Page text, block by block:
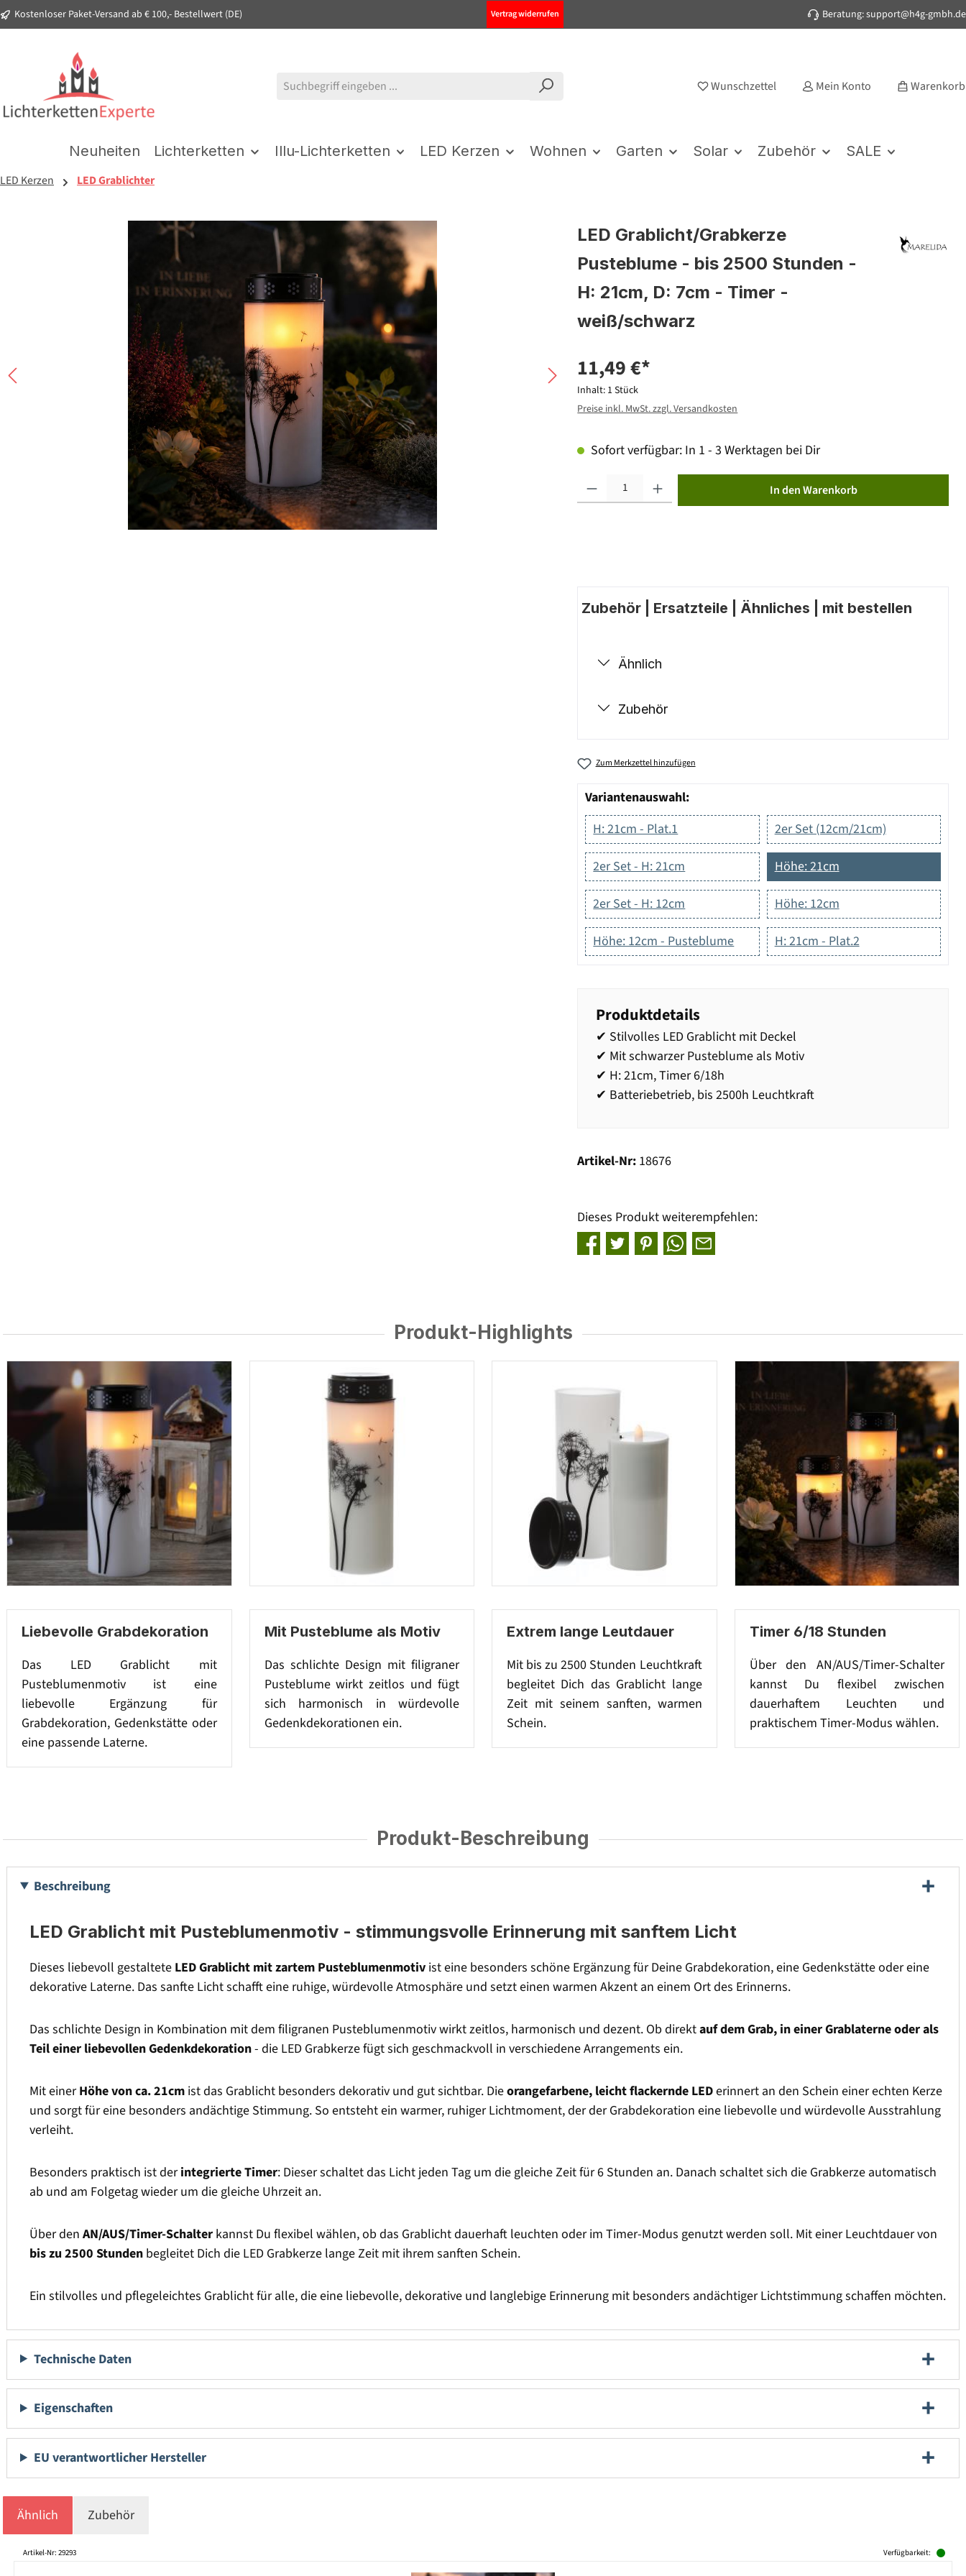
Zur Hauptnavigation springen
Kostenloser Paket-Versand ab € 100,- Bestellwert (DE) Vertrag widerrufen Beratung: support@h4g-gmbh.de
Wunschzettel Mein Konto Warenkorb
Neuheiten Lichterketten Illu-Lichterketten LED Kerzen Wohnen Garten Solar Zubehör SALE
LED Kerzen LED Grablichter
LED Grablicht/Grabkerze
Pusteblume - bis 2500 Stunden -
H: 21cm, D: 7cm - Timer -
weiß/schwarz
11,49 €*
Inhalt: 1 Stück
Preise inkl. MwSt. zzgl. Versandkosten
Sofort verfügbar: In 1 - 3 Werktagen bei Dir
In den Warenkorb
Zubehör | Ersatzteile | Ähnliches | mit bestellen
Ähnlich
Zubehör
Zum Merkzettel hinzufügen
Variantenauswahl:
H: 21cm - Plat.1
2er Set (12cm/21cm)
2er Set - H: 21cm Höhe: 21cm
2er Set - H: 12cm Höhe: 12cm
Höhe: 12cm - Pusteblume H: 21cm - Plat.2
Produktdetails
✔ Stilvolles LED Grablicht mit Deckel
✔ Mit schwarzer Pusteblume als Motiv
✔ H: 21cm, Timer 6/18h
✔ Batteriebetrieb, bis 2500h Leuchtkraft
Artikel-Nr: 18676
Dieses Produkt weiterempfehlen:
Produkt-Highlights
Liebevolle Grabdekoration
Das LED Grablicht mit
Pusteblumenmotiv ist eine
liebevolle Ergänzung für
Grabdekoration, Gedenkstätte oder
eine passende Laterne.
Mit Pusteblume als Motiv
Das schlichte Design mit filigraner
Pusteblume wirkt zeitlos und fügt
sich harmonisch in würdevolle
Gedenkdekorationen ein.
Extrem lange Leutdauer
Mit bis zu 2500 Stunden Leuchtkraft
begleitet Dich das Grablicht lange
Zeit mit seinem sanften, warmen
Schein.
Timer 6/18 Stunden
Über den AN/AUS/Timer-Schalter
kannst Du flexibel zwischen
dauerhaftem Leuchten und
praktischem Timer-Modus wählen.
Produkt-Beschreibung
Beschreibung
LED Grablicht mit Pusteblumenmotiv - stimmungsvolle Erinnerung mit sanftem Licht
Dieses liebevoll gestaltete LED Grablicht mit zartem Pusteblumenmotiv ist eine besonders schöne Ergänzung für Deine Grabdekoration, eine Gedenkstätte oder eine
dekorative Laterne. Das sanfte Licht schafft eine ruhige, würdevolle Atmosphäre und setzt einen warmen Akzent an einem Ort des Erinnerns.
Das schlichte Design in Kombination mit dem filigranen Pusteblumenmotiv wirkt zeitlos, harmonisch und dezent. Ob direktauf dem Grab, in einer Grablaterne oder als
Teil einer liebevollen Gedenkdekoration- die LED Grabkerze fügt sich geschmackvoll in verschiedene Arrangements ein.
Mit einerHöhe von ca. 21cm ist das Grablicht besonders dekorativ und gut sichtbar. Dieorangefarbene, leicht flackernde LEDerinnert an den Schein einer echten Kerze
und sorgt für eine besonders andächtige Stimmung. So entsteht ein warmer, ruhiger Lichtmoment, der der Grabdekoration eine liebevolle und würdevolle Ausstrahlung
verleiht.
Besonders praktisch ist derintegrierte Timer: Dieser schaltet das Licht jeden Tag um die gleiche Zeit für 6 Stunden an. Danach schaltet sich die Grabkerze automatisch
ab und am Folgetag wieder um die gleiche Uhrzeit an.
Über den AN/AUS/Timer-Schalter kannst Du flexibel wählen, ob das Grablicht dauerhaft leuchten oder im Timer-Modus genutzt werden soll. Mit einer Leuchtdauer von
bis zu 2500 Stunden begleitet Dich die LED Grabkerze lange Zeit mit ihrem sanften Schein.
Ein stilvolles und pflegeleichtes Grablicht für alle, die eine liebevolle, dekorative und langlebige Erinnerung mit besonders andächtiger Lichtstimmung schaffen möchten.
Technische Daten
Eigenschaften
EU verantwortlicher Hersteller
Ähnlich Zubehör
Produktgalerie überspringen
Artikel-Nr: 29293 Verfügbarkeit: